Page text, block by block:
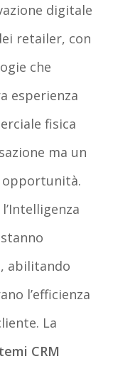
digitale
retailer, con
che
esperienza
fisica
ma un
opportunità.
stanno
abilitando
l’efficienza
La
CRM